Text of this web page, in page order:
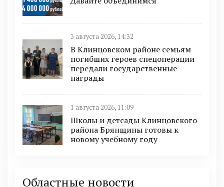
3 августа 2026, 14:32
В Клинцовском районе семьям
погибших героев спецоперации
передали государственные
награды
1 августа 2026, 11:09
Школы и детсады Клинцовского
района Брянщины готовы к
новому учебному году
Областные новости